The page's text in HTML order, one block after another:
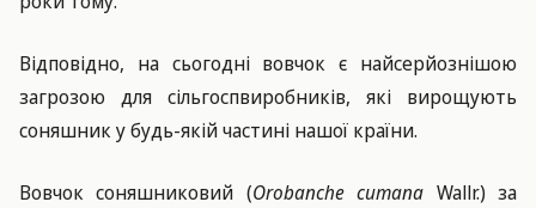
Відповідно, на сьогодні вовчок є найсерйознішою
загрозою для сільгоспвиробників, які вирощують
соняшник у будь-якій частині нашої країни.
Вовчок соняшниковий (Orobanche cumana Wallr.) за